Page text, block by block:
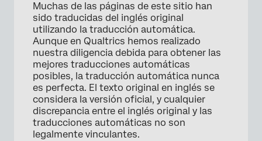
Muchas de las páginas de este sitio han
sido traducidas del inglés original
utilizando la traducción automática.
Aunque en Qualtrics hemos realizado
nuestra diligencia debida para obtener las
mejores traducciones automáticas
posibles, la traducción automática nunca
es perfecta. El texto original en inglés se
considera la versión oficial, y cualquier
discrepancia entre el inglés original y las
traducciones automáticas no son
legalmente vinculantes.